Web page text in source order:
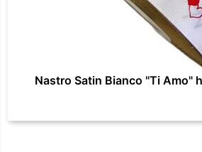
Nastro Satin Bianco "Ti Amo"